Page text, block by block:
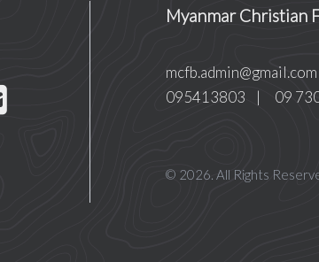
Myanmar Christian
mcfb.admin@gmail.com
095413803
| 09
© 2026. All Rights